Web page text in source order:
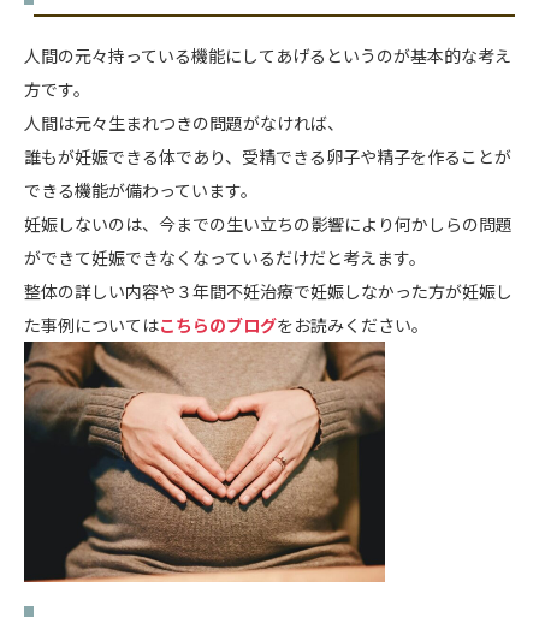
人間の元々持っている機能にしてあげるというのが基本的な考え
方です。
人間は元々生まれつきの問題がなければ、
誰もが妊娠できる体であり、受精できる卵子や精子を作ることが
できる機能が備わっています。
妊娠しないのは、今までの生い立ちの影響により何かしらの問題
ができて妊娠できなくなっているだけだと考えます。
整体の詳しい内容や３年間不妊治療で妊娠しなかった方が妊娠し
た事例についてはこちらのブログをお読みください。